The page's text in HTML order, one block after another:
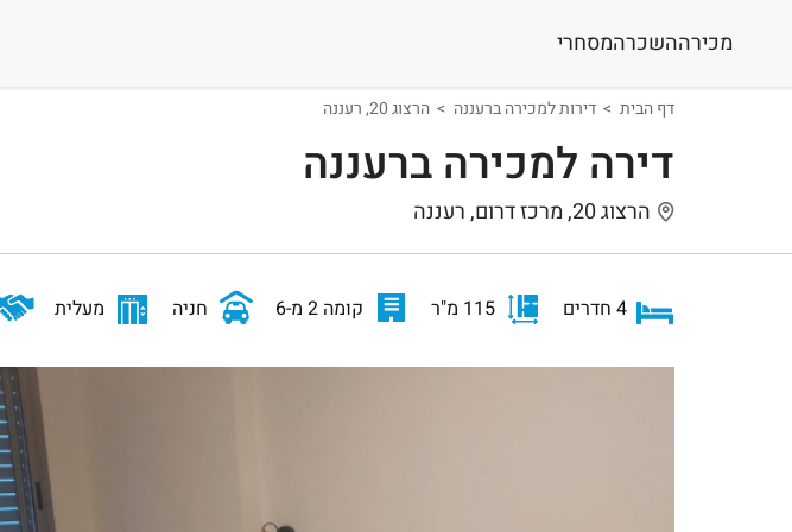
מכירההשכרהמסחרי
דף הבית דירות למכירה ברעננה הרצוג 20, רעננה
דירה למכירה ברעננה
הרצוג 20, מרכז דרום, רעננה
4 חדרים 115 מ"ר קומה 2 מ-6 חניה מעלית